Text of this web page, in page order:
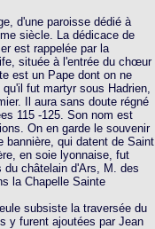
d'une paroisse dédié à
siècle. La dédicace de
est rappelée par la
située à l'entrée du chœur
est un Pape dont on ne
fut martyr sous Hadrien,
Il aura sans doute régné
115 -125. Son nom est
On en garde le souvenir
bannière, qui datent de Saint
en soie lyonnaise, fut
du châtelain d'Ars, M. des
la Chapelle Sainte
subsiste la traversée du
y furent ajoutées par Jean